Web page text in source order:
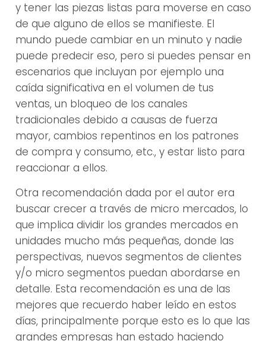
y tener las piezas listas para moverse en caso
de que alguno de ellos se manifieste. El
mundo puede cambiar en un minuto y nadie
puede predecir eso, pero si puedes pensar en
escenarios que incluyan por ejemplo una
caída significativa en el volumen de tus
ventas, un bloqueo de los canales
tradicionales debido a causas de fuerza
mayor, cambios repentinos en los patrones
de compra y consumo, etc., y estar listo para
reaccionar a ellos.
Otra recomendación dada por el autor era
buscar crecer a través de micro mercados, lo
que implica dividir los grandes mercados en
unidades mucho más pequeñas, donde las
perspectivas, nuevos segmentos de clientes
y/o micro segmentos puedan abordarse en
detalle. Esta recomendación es una de las
mejores que recuerdo haber leído en estos
días, principalmente porque esto es lo que las
grandes empresas han estado haciendo